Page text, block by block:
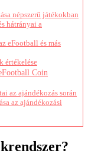
népszerű játékokban
hátrányai a
eFootball és más
értékelése
Coin
az ajándékozás során
az ajándékozási